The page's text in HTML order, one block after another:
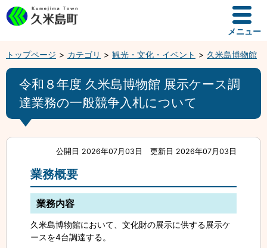
メニュー
トップページ カテゴリ 観光・文化・イベント 久米島博物館
令和８年度 久米島博物館 展示ケース調
達業務の一般競争入札について
公開日 2026年07月03日 更新日 2026年07月03日
業務概要
業務内容
久米島博物館において、文化財の展示に供する展示ケ
ースを4台調達する。